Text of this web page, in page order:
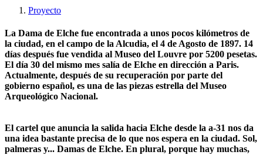
Proyecto
La Dama de Elche fue encontrada a unos pocos kilómetros de
la ciudad, en el campo de la Alcudia, el 4 de Agosto de 1897. 14
días después fue vendida al Museo del Louvre por 5200 pesetas.
El día 30 del mismo mes salía de Elche en dirección a Paris.
Actualmente, después de su recuperación por parte del
gobierno español, es una de las piezas estrella del Museo
Arqueológico Nacional.
El cartel que anuncia la salida hacia Elche desde la a-31 nos da
una idea bastante precisa de lo que nos espera en la ciudad. Sol,
palmeras y... Damas de Elche. En plural, porque hay muchas,